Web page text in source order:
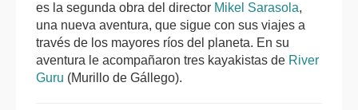
es la segunda obra del director Mikel Sarasola,
una nueva aventura, que sigue con sus viajes a
través de los mayores ríos del planeta. En su
aventura le acompañaron tres kayakistas de River
Guru (Murillo de Gállego).